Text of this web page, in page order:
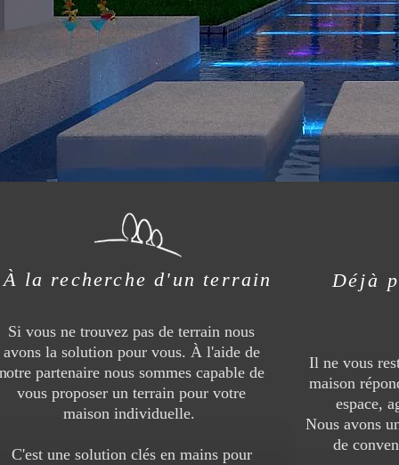
À la recherche d'un terrain
Si vous ne trouvez pas de terrain nous
avons la solution pour vous. À l'aide de
partenaire nous sommes capable de
vous proposer un terrain pour votre
maison individuelle.
C'est une solution clés en mains pour
Déjà
Il ne vous
maison
espace,
Nous avons
de